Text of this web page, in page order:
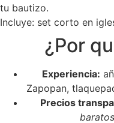
tu bautizo.
Incluye: set corto en
¿Por
Experiencia:
Zapopan,
Precios
baratos